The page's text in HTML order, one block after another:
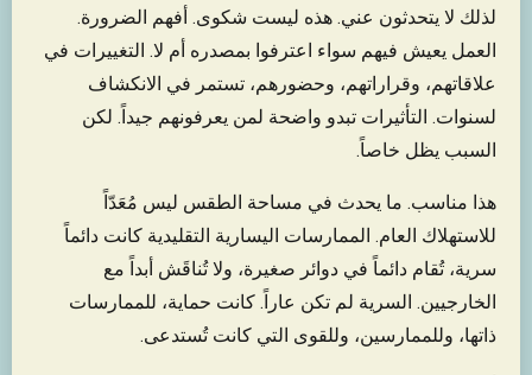
لذلك لا يتحدثون عني. هذه ليست شكوى. أفهم الضرورة.
العمل يعيش فيهم سواء اعترفوا بمصدره أم لا. التغييرات في
علاقاتهم، وقراراتهم، وحضورهم، تستمر في الانكشاف
لسنوات. التأثيرات تبدو واضحة لمن يعرفونهم جيداً. لكن
السبب يظل خاصاً.
هذا مناسب. ما يحدث في مساحة الطقس ليس مُعَدّاً
للاستهلاك العام. الممارسات اليسارية التقليدية كانت دائماً
سرية، تُقام دائماً في دوائر صغيرة، ولا تُناقَش أبداً مع
الخارجيين. السرية لم تكن عاراً. كانت حماية، للممارسات
ذاتها، وللممارسين، وللقوى التي كانت تُستدعى.